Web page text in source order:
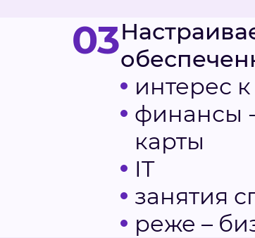
03
интерес
финансы
карты
IT
занятия
реже –